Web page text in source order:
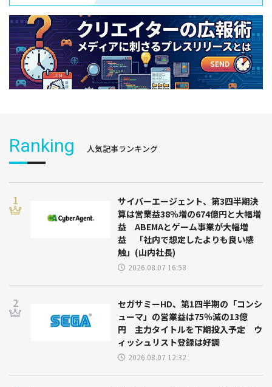
Ranking 人気記事ランキング
サイバーエージェント、第3四半期決
算は営業益38％増の674億円と大幅増
益 ABEMAとゲーム事業が大幅増
益 「社内で想定したよりも良い感
触」(山内社長)
2026.08.07 16:58
セガサミーHD、第1四半期の「コンシ
ューマ」の営業益は75％減の13億
円 主力タイトルを下期投入予定 ウ
ィッシュリスト登録は好調
2026.08.07 12:32